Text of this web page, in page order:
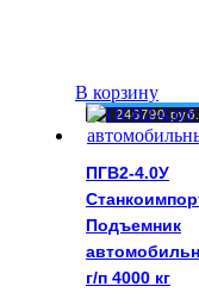
В корзину
ПГВ2-4.0У
Подъемник
г/п 4000 кг
246790руб.